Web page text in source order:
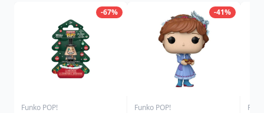
-67%
Funko POP!
-41%
Funko POP!